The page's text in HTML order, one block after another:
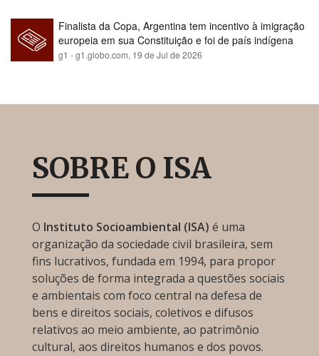
Finalista da Copa, Argentina tem incentivo à imigração
europeia em sua Constituição e foi de país indígena
para maioria branca
g1 - g1.globo.com, 19 de Jul de 2026
SOBRE O ISA
O Instituto Socioambiental (ISA) é uma
organização da sociedade civil brasileira, sem
fins lucrativos, fundada em 1994, para propor
soluções de forma integrada a questões sociais
e ambientais com foco central na defesa de
bens e direitos sociais, coletivos e difusos
relativos ao meio ambiente, ao patrimônio
cultural, aos direitos humanos e dos povos.